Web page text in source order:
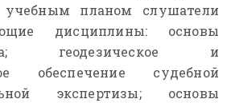
учебным планом слушатели
дисциплины: основы
геодезическое и
обеспечение судебной
экспертизы; основы